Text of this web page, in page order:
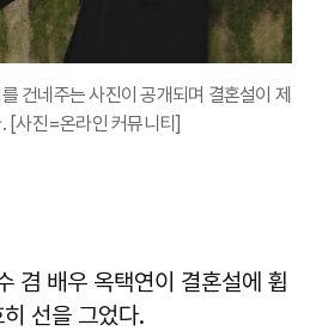
건네주는 사진이 공개되며 결혼설이 제
[사진=온라인 커뮤니티]
겸 배우 옥택연이 결혼설에 휩
선을 그었다.